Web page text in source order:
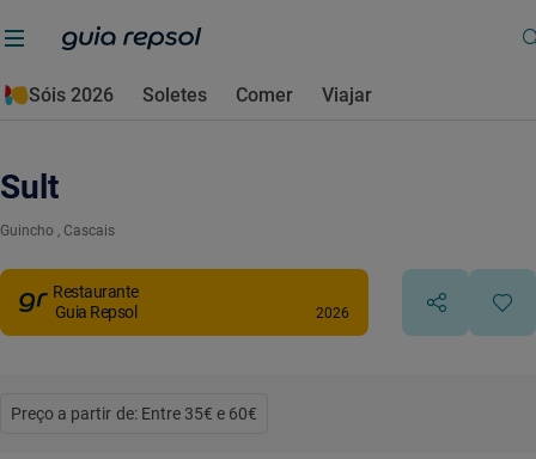
Sóis 2026 Soletes Comer Viajar
Sult
Guincho , Cascais
Restaurante
Guia Repsol
2026
Preço a partir de: Entre 35€ e 60€